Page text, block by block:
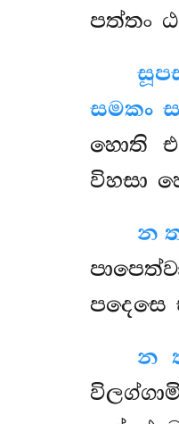
පත්තං
සමකං
හොති
විහසා
න
පදෙසෙ
න